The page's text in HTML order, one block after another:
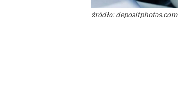
źródło: depositphotos.com